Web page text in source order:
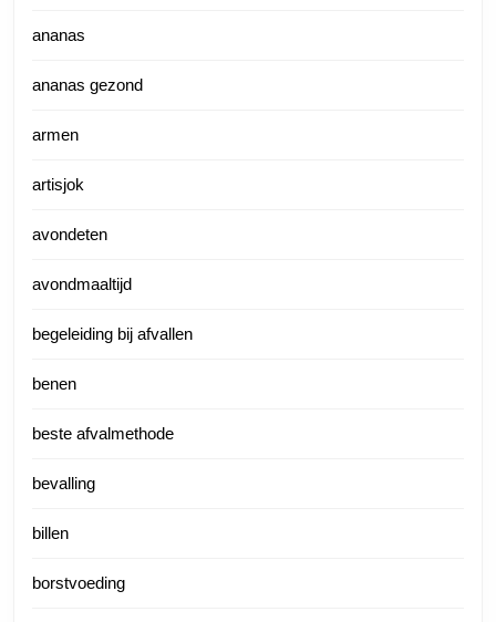
ananas
ananas gezond
armen
artisjok
avondeten
avondmaaltijd
begeleiding bij afvallen
benen
beste afvalmethode
bevalling
billen
borstvoeding